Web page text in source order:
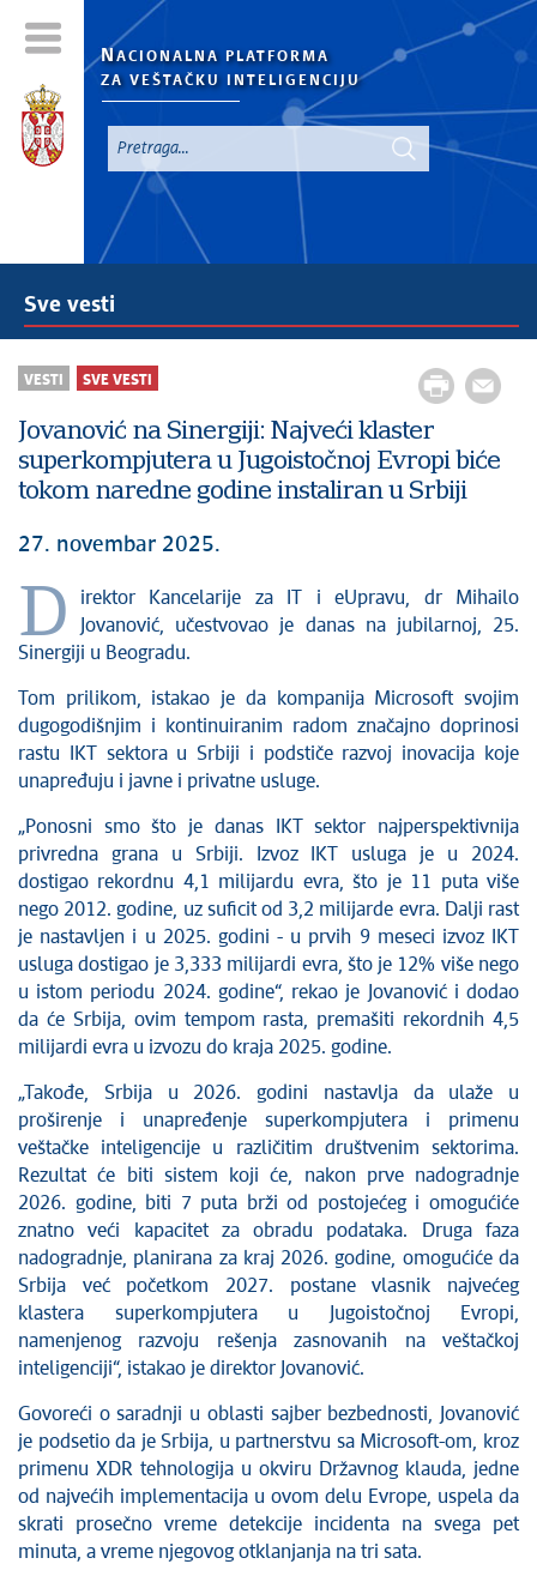
NACIONALNA PLATFORMA
ZA VEŠTAČKU INTELIGENCIJU
Sve vesti
VESTI SVE VESTI
Jovanović na Sinergiji: Najveći klaster
superkompjutera u Jugoistočnoj Evropi biće
tokom naredne godine instaliran u Srbiji
27. novembar 2025.
D
irektor Kancelarije za IT i eUpravu, dr Mihailo
Jovanović, učestvovao je danas na jubilarnoj, 25.
Sinergiji u Beogradu.
Tom prilikom, istakao je da kompanija Microsoft svojim
dugogodišnjim i kontinuiranim radom značajno doprinosi
rastu IKT sektora u Srbiji i podstiče razvoj inovacija koje
unapređuju i javne i privatne usluge.
„Ponosni smo što je danas IKT sektor najperspektivnija
privredna grana u Srbiji. Izvoz IKT usluga je u 2024.
dostigao rekordnu 4,1 milijardu evra, što je 11 puta više
nego 2012. godine, uz suficit od 3,2 milijarde evra. Dalji rast
je nastavljen i u 2025. godini - u prvih 9 meseci izvoz IKT
usluga dostigao je 3,333 milijardi evra, što je 12% više nego
u istom periodu 2024. godine“, rekao je Jovanović i dodao
da će Srbija, ovim tempom rasta, premašiti rekordnih 4,5
milijardi evra u izvozu do kraja 2025. godine.
„Takođe, Srbija u 2026. godini nastavlja da ulaže u
proširenje i unapređenje superkompjutera i primenu
veštačke inteligencije u različitim društvenim sektorima.
Rezultat će biti sistem koji će, nakon prve nadogradnje
2026. godine, biti 7 puta brži od postojećeg i omogućiće
znatno veći kapacitet za obradu podataka. Druga faza
nadogradnje, planirana za kraj 2026. godine, omogućiće da
Srbija već početkom 2027. postane vlasnik najvećeg
klastera superkompjutera u Jugoistočnoj Evropi,
namenjenog razvoju rešenja zasnovanih na veštačkoj
inteligenciji“, istakao je direktor Jovanović.
Govoreći o saradnji u oblasti sajber bezbednosti, Jovanović
je podsetio da je Srbija, u partnerstvu sa Microsoft-om, kroz
primenu XDR tehnologija u okviru Državnog klauda, jedne
od najvećih implementacija u ovom delu Evrope, uspela da
skrati prosečno vreme detekcije incidenta na svega pet
minuta, a vreme njegovog otklanjanja na tri sata.